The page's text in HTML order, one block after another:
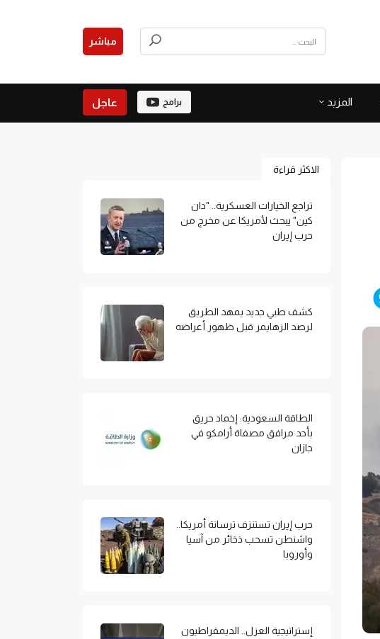
مباشر
المزيد برامج عاجل
الاكثر قراءة
تراجع الخيارات العسكرية.. "دان
كين" يبحث لأمريكا عن مخرج من
حرب إيران
كشف طبي جديد يمهد الطريق
لرصد الزهايمر قبل ظهور أعراضه
الطاقة السعودية: إخماد حريق
بأحد مرافق مصفاة أرامكو في
جازان
حرب إيران تستنزف ترسانة أمريكا..
واشنطن تسحب ذخائر من آسيا
وأوروبا
إستراتيجية العزل.. الديمقراطيون